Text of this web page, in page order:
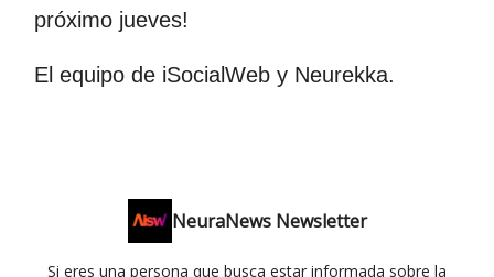
próximo jueves!
El equipo de iSocialWeb y Neurekka.
NeuraNews Newsletter
Si eres una persona que busca estar informada sobre la